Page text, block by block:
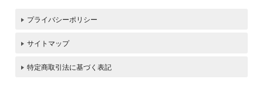
プライバシーポリシー
サイトマップ
特定商取引法に基づく表記